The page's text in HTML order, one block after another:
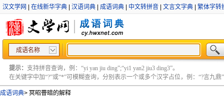
汉文学网 在线新华字典 汉语词典 成语词典 中文转拼音 文言文字典 繁体字转
成语名称
提示： 支持拼音查询，例：“yi yan jiu ding”;“yi1 yan2 jiu3 ding3”。
在关键字中加“?”或“*”可模糊查询，分别表示一个或多个汉字占位，例：“?言九鼎”
成语词典> 冥昭瞢暗的解释